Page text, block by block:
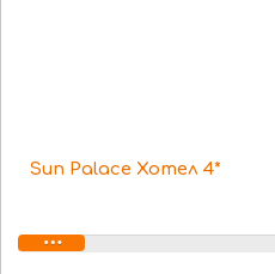
Sun Palace Хотел 4*